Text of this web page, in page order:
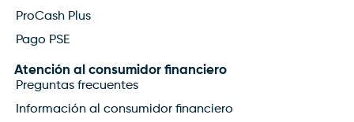
ProCash Plus
Pago PSE
Atención al consumidor financiero
Preguntas frecuentes
Información al consumidor financiero